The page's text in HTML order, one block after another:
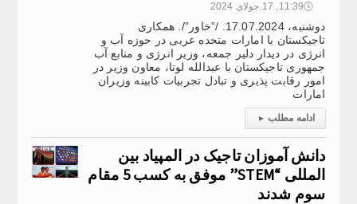
🕔11:39, 17.جولای 2024
دوشنبه، 17.07.2024. /”خاور”/. همکاری
تاجیکستان با امارات متحده عربی در حوزه آب و
انرژی در دیدار دلیر جمعه، وزیر انرژی و منابع آب
جمهوری تاجیکستان با عبدالله لوتا، معاون وزیر در
امور رقابت پذیری و تبادل تجربیات کابینه وزیران
امارات
ادامه مطلب ▸
دانش آموزان تاجیک در المپیاد بین
المللی “STEM” موفق به کسب 5 مقام
سوم شدند